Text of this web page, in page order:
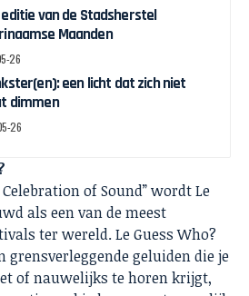
van de Stadsherstel
Maanden
26
een licht dat zich niet
dimmen
26
of Sound” wordt Le
als een van de meest
ter wereld. Le Guess Who?
grensverleggende geluiden die je
of nauwelijks te horen krijgt,